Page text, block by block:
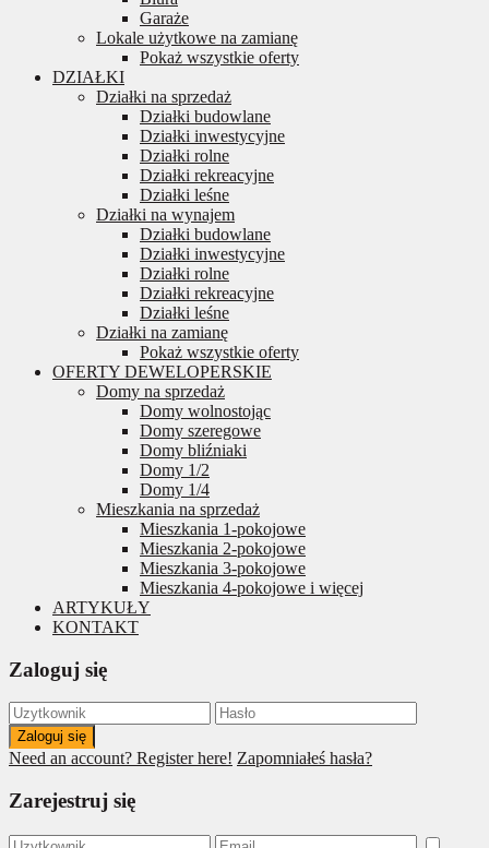
Garaże
Lokale użytkowe na zamianę
Pokaż wszystkie oferty
DZIAŁKI
Działki na sprzedaż
Działki budowlane
Działki inwestycyjne
Działki rolne
Działki rekreacyjne
Działki leśne
Działki na wynajem
Działki budowlane
Działki inwestycyjne
Działki rolne
Działki rekreacyjne
Działki leśne
Działki na zamianę
Pokaż wszystkie oferty
OFERTY DEWELOPERSKIE
Domy na sprzedaż
Domy wolnostojąc
Domy szeregowe
Domy bliźniaki
Domy 1/2
Domy 1/4
Mieszkania na sprzedaż
Mieszkania 1-pokojowe
Mieszkania 2-pokojowe
Mieszkania 3-pokojowe
Mieszkania 4-pokojowe i więcej
ARTYKUŁY
KONTAKT
Zaloguj się
Zaloguj się
Need an account? Register here! Zapomniałeś hasła?
Zarejestruj się